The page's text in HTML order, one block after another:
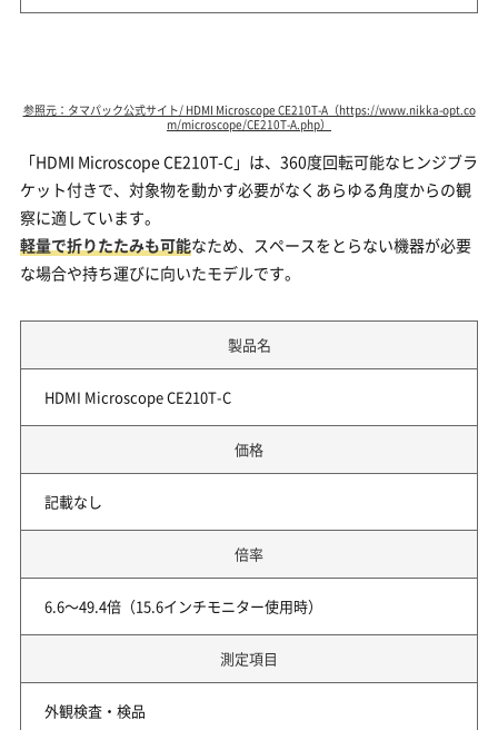
参照元：タマパック公式サイト/ HDMI Microscope CE210T-A（https://www.nikka-opt.co
m/microscope/CE210T-A.php）
「HDMI Microscope CE210T-C」は、360度回転可能なヒンジブラ
ケット付きで、対象物を動かす必要がなくあらゆる角度からの観
察に適しています。
軽量で折りたたみも可能なため、スペースをとらない機器が必要
な場合や持ち運びに向いたモデルです。
製品名
HDMI Microscope CE210T-C
価格
記載なし
倍率
6.6～49.4倍（15.6インチモニター使用時）
測定項目
外観検査・検品